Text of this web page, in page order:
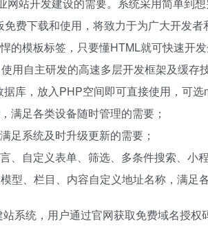
费下载和使用，将致力于为广大开发者
的模板标签，只要懂HTML就可快速开发
用自主研发的高速多层开发框架及缓存
库，放入PHP空间即可直接使用，可
满足各类设备随时管理的需要；
足系统及时升级更新的需要；
、自定义表单、筛选、多条件搜索、小
型、栏目、内容自定义地址名称，满足
系统，用户通过官网获取免费域名授